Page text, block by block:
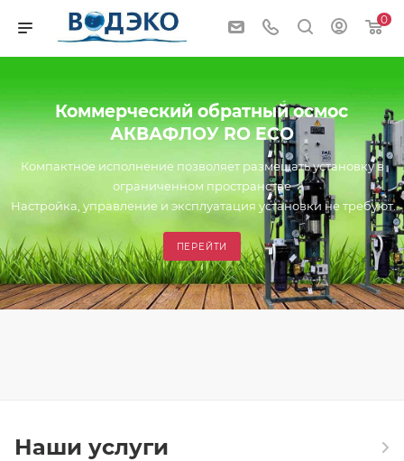
0
Коммерческий обратный осмос
АКВАФЛОУ RO ECO
Компактное исполнение позволяет размещать установку в
ограниченном пространстве
Настройка, управление и эксплуатация установки не требуют
специальной квалификации
Установка подключается к однофазной бытовой сети
электропитания 220В.
ПЕРЕЙТИ
Наши услуги